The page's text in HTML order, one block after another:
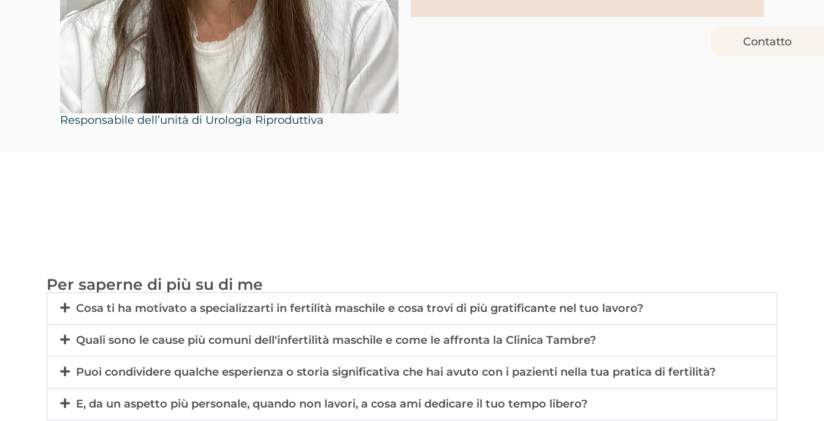
Responsabile dell’unità di Urologia Riproduttiva
Per saperne di più su di me
Cosa ti ha motivato a specializzarti in fertilità maschile e cosa trovi di più gratificante nel tuo lavoro?
Quali sono le cause più comuni dell'infertilità maschile e come le affronta la Clinica Tambre?
Puoi condividere qualche esperienza o storia significativa che hai avuto con i pazienti nella tua pratica di fertilità?
E, da un aspetto più personale, quando non lavori, a cosa ami dedicare il tuo tempo libero?
Contatto